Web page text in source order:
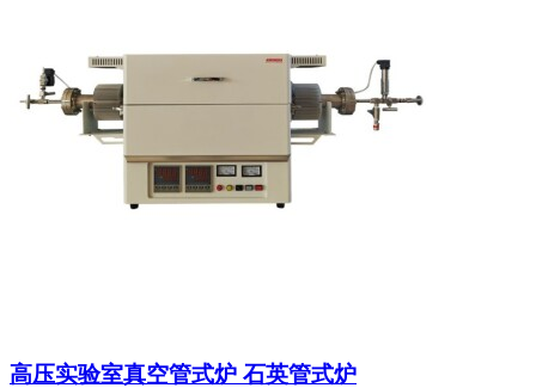
高压实验室真空管式炉 石英管式炉